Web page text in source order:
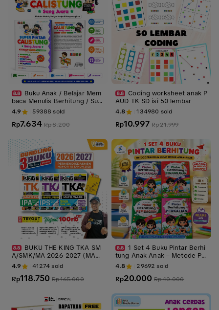
Buku Anak / Belajar Mem
baca Menulis Berhitung / Sup
er Pintar Calistung Sang Juar
a – Terlengkap All In One / Li
ngkar Media / Lingkar Media
4.9 59388 sold
Rp7.634 Rp8.200
BUKU THE KING TKA SM
A/SMK/MA 2026-2027 (MAP
EL WAJIB - IPA - IPS)
4.9 41274sold
Rp118.750 Rp165.000
Coding worksheet anak P
AUD TK SD isi 50 lembar
4.8 134980 sold
Rp10.997 Rp21.999
1 Set 4 Buku Pintar Berhi
tung Anak Anak – Metode Pr
aktis & Cepat Berhitung Penj
umlahan,Pengurangan,Perkali
an,Pembagian
4.8 29692 sold
Rp20.000 Rp40.000